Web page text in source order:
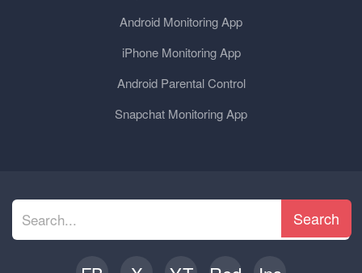
Android Monitoring App
iPhone Monitoring App
Android Parental Control
Snapchat Monitoring App
Search